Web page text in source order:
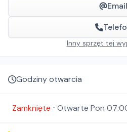
Email
Inny sprzęt tej
Godziny otwarcia
Zamknięte ⋅ Otwarte Pon